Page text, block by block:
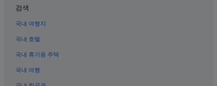
검색
국내 여행지
국내 호텔
국내 휴가용 주택
국내 여행